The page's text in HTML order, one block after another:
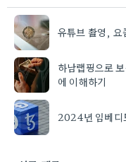
유튜브 촬영, 요
하남랩핑으로
에 이해하기
2024년 임베디